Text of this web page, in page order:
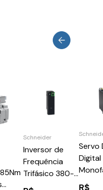
Schneider
Inversor de
Frequência
Trifásico 380-
480v 173a
Servo
Digital
115-